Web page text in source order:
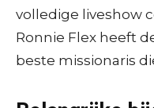
volledige liveshow
Ronnie Flex heeft
beste missionaris